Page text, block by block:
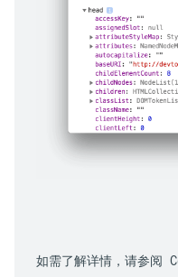
如需了解详情，请参阅